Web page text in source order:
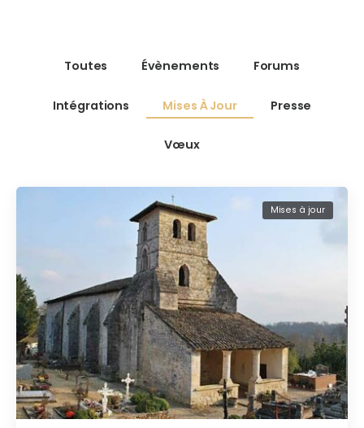
Toutes Évènements Forums
Intégrations Mises À Jour Presse
Vœux
Mises à jour